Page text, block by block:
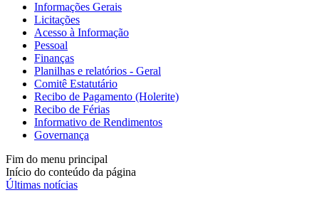
Informações Gerais
Licitações
Acesso à Informação
Pessoal
Finanças
Planilhas e relatórios - Geral
Comitê Estatutário
Recibo de Pagamento (Holerite)
Recibo de Férias
Informativo de Rendimentos
Governança
Fim do menu principal
Início do conteúdo da página
Últimas notícias